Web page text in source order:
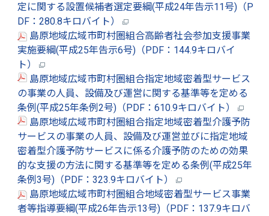
定に関する設置候補者選定要綱(平成24年告示11号)（P
DF：280.8キロバイト）
島原地域広域市町村圏組合高齢者社会参加支援事業
実施要綱(平成25年告示6号)（PDF：144.9キロバイ
ト）
島原地域広域市町村圏組合指定地域密着型サービス
の事業の人員、設備及び運営に関する基準等を定める
条例(平成25年条例2号)（PDF：610.9キロバイト）
島原地域広域市町村圏組合指定地域密着型介護予防
サービスの事業の人員、設備及び運営並びに指定地域
密着型介護予防サービスに係る介護予防のための効果
的な支援の方法に関する基準等を定める条例(平成25年
条例3号)（PDF：323.9キロバイト）
島原地域広域市町村圏組合地域密着型サービス事業
者等指導要綱(平成26年告示13号)（PDF：137.9キロバ